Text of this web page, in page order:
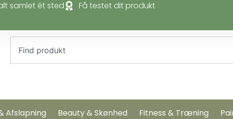
samlet ét sted Få testet dit produkt
Afslapning Beauty & Skønhed Fitness & Træning